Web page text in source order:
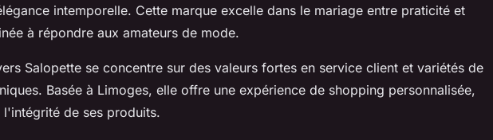
intemporelle. Cette marque excelle dans le mariage entre praticité et
à répondre aux amateurs de mode.
Salopette se concentre sur des valeurs fortes en service client et variétés de
Basée à Limoges, elle offre une expérience de shopping personnalisée,
l'intégrité de ses produits.